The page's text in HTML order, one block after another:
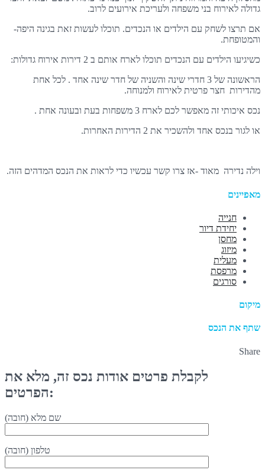
גדולה לאירוח בני משפחה ולעריכת אירועים לרוב.
אם תרצו לשחק עם הילדים או הנכדים. תוכלו לעשות זאת בגינה היפה-
והמטופחת.
כשיגיעו הילדים עם הנכדים תוכלו לארח אותם ב 2 דירות אירוח גדולות:
הראשונה של 3 חדרי שינה והשניה של חדר שינה אחד . לכל אחת
מהדירות חצר פרטית לאירוח ולמנוחה.
נכס איכותי זה מאפשר לכם לארח 3 משפחות בעת ובעונה אחת .
או לגור בנכס אחד ולהשכיר את 2 הדירות האחרות.
וילה נדירה מאוד -אז צרו קשר עכשיו כדי לראות את הנכס המדהים הזה.
מאפיינים
חנייה
יחידת דיור
מחסן
מיזוג
מעלית
מרפסת
סורגים
מיקום
שתף את הנכס
Share
לקבלת פרטים אודות נכס זה, מלא את
הפרטים:
שם מלא (חובה)
טלפון (חובה)